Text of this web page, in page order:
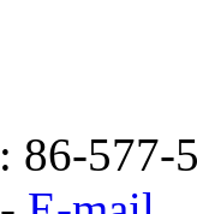
: 86-577-